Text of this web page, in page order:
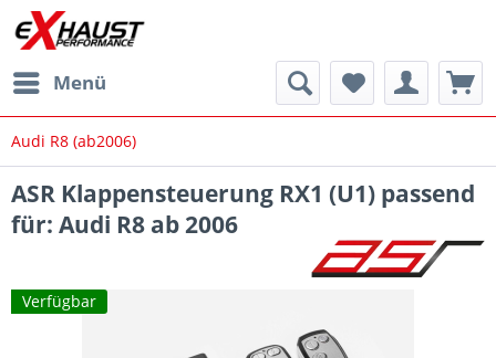
Menü
Audi R8 (ab2006)
ASR Klappensteuerung RX1 (U1) passend
für: Audi R8 ab 2006
Verfügbar